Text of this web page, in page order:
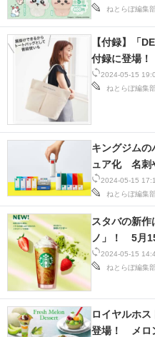
ビジネスと働き方のヒント
AI活用のいまが分かる
企業ITのトレンドを詳説
経営リーダーのコミュニティ
マーケ×ITの今がよく分かる
ITエンジニア向け専門サイト
企業向けIT製品の総合サイト
IT製品の技術・比較・事例
製造業のIT導入・活用を支援
モノづくり技術者専門サイト
エレクトロニクス専門サイト
ねとらぼ編集
2024-05-15
ねとらぼ編集
【付録】「
付録に登場
2024-05-15
ねとらぼ編集
キングジムの
ュア化 名刺
2024-05-15
ねとらぼ編集
スタバの新
ノ」！ 5月
ロイヤルホス
登場！ メロ